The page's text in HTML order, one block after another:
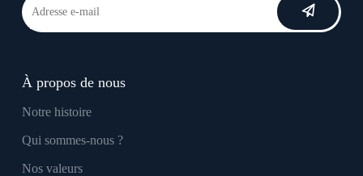
À propos de nous
Notre histoire
Qui sommes-nous ?
Nos valeurs